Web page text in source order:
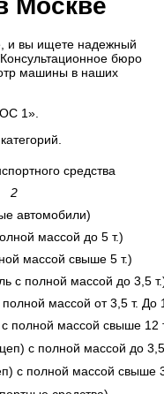
Москве
и вы ищете надежный
бюро
машины в наших
1».
средства
2
автомобили)
массой до 5 т.)
массой свыше 5 т.)
с полной массой до 3,5
массой от 3,5 т. До
с полной массой свыше 12
с полной массой до 3,5
с полной массой свыше